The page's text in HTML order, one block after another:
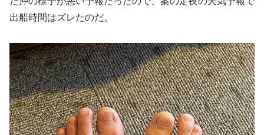
出船時間はズレたのだ。